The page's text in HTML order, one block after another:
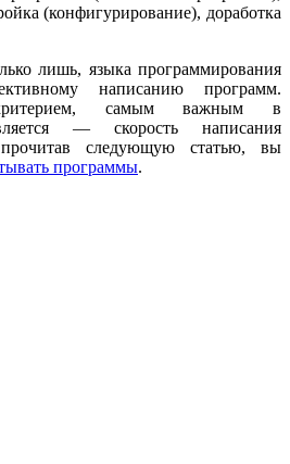
(конфигурирование), доработка
лишь, языка программирования
написанию программ.
самым важным в
— скорость написания
следующую статью, вы
программы.